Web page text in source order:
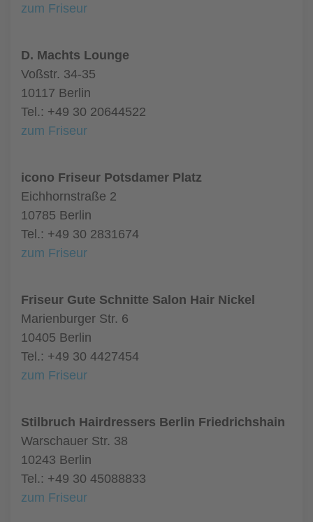
zum Friseur
D. Machts Lounge
Voßstr. 34-35
10117 Berlin
Tel.: +49 30 20644522
zum Friseur
icono Friseur Potsdamer Platz
Eichhornstraße 2
10785 Berlin
Tel.: +49 30 2831674
zum Friseur
Friseur Gute Schnitte Salon Hair Nickel
Marienburger Str. 6
10405 Berlin
Tel.: +49 30 4427454
zum Friseur
Stilbruch Hairdressers Berlin Friedrichshain
Warschauer Str. 38
10243 Berlin
Tel.: +49 30 45088833
zum Friseur